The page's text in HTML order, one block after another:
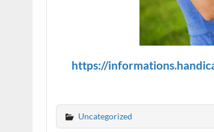
https://
Uncategorized